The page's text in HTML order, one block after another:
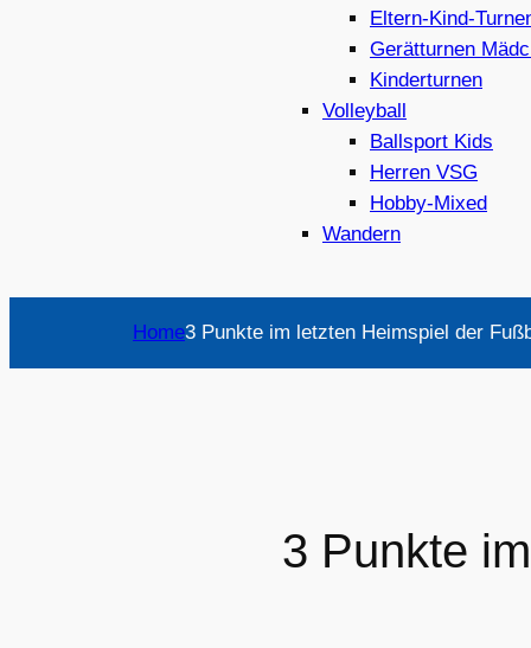
Eltern-Kind-
Gerätturnen
Kinderturnen
Volleyball
Ballsport Kids
Herren VSG
Hobby-Mixed
Wandern
Home3 Punkte im letzten Heimspiel der
3 Punkte